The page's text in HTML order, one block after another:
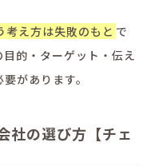
考え方は失敗のもと で
的・ターゲット・伝え
があります。
社の選び方【チェ